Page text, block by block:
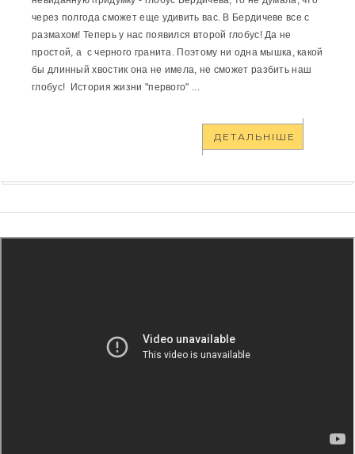
через полгода сможет еще удивить вас. В Бердичеве все с
размахом! Теперь у нас появился второй глобус! Да не
простой, а с черного гранита. Поэтому ни одна мышка, какой
бы длинный хвостик она не имела, не сможет разбить наш
глобус! История жизни "первого" ...
ДЕТАЛЬНІШЕ